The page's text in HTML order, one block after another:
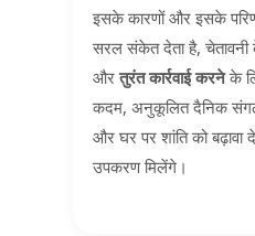
इसके कारणों और इसके
सरल संकेत देता है,
औरतुरंत कार्रवाई करनेके
कदम, अनुकूलित दैनिक
और घर पर शांति को
उपकरण मिलेंगे।